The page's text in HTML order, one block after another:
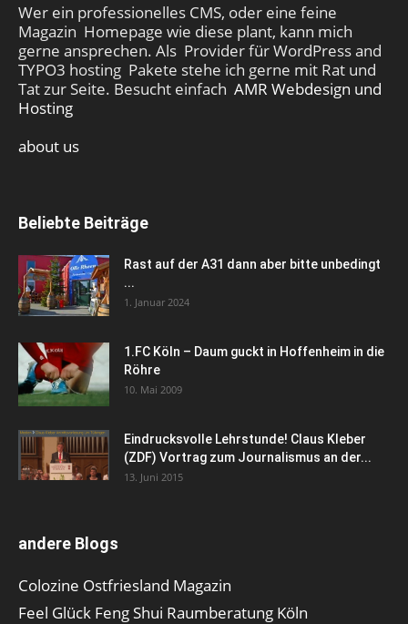
Wer ein professionelles CMS, oder eine feine
Magazin Homepage wie diese plant, kann mich
gerne ansprechen. Als Provider für WordPress and
TYPO3 hosting Pakete stehe ich gerne mit Rat und
Tat zur Seite. Besucht einfach AMR Webdesign und
Hosting
about us
Beliebte Beiträge
Rast auf der A31 dann aber bitte unbedingt
...
1. Januar 2024
1.FC Köln – Daum guckt in Hoffenheim in die
Röhre
10. Mai 2009
Eindrucksvolle Lehrstunde! Claus Kleber
(ZDF) Vortrag zum Journalismus an der...
13. Juni 2015
andere Blogs
Colozine Ostfriesland Magazin
Feel Glück Feng Shui Raumberatung Köln